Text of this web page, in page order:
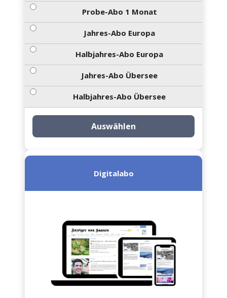
Probe-Abo 1 Monat
Jahres-Abo Europa
Halbjahres-Abo Europa
Jahres-Abo Übersee
Halbjahres-Abo Übersee
Auswählen
Digitalabo